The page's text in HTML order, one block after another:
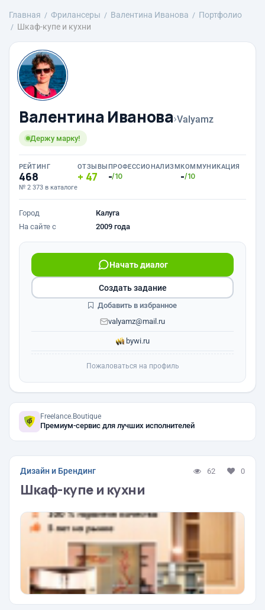
Главная Фрилансеры Валентина Иванова
Портфолио
Шкаф-купе и кухни
Валентина Иванова›Valyamz
Держу марку!
РЕЙТИНГ
468
№ 2 373 в каталоге
ОТЗЫВЫ
47
ПРОФЕССИОНАЛИЗМ
-/10
КОММУНИКАЦИЯ
-/10
Город
Калуга
На сайте с
2009 года
Начать диалог
valyamz@mail.ru
bywi.ru
Создать задание
Добавить в избранное
Пожаловаться на профиль
Freelance.Boutique
Премиум-сервис для лучших исполнителей
Дизайн и Брендинг 62 0
Шкаф-купе и кухни